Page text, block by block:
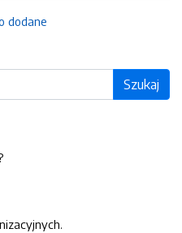
dodane
Szukaj